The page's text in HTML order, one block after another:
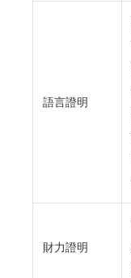
語言證明
財力證明